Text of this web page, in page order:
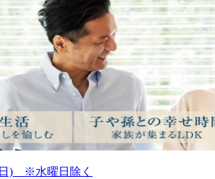
日) ※水曜日除く